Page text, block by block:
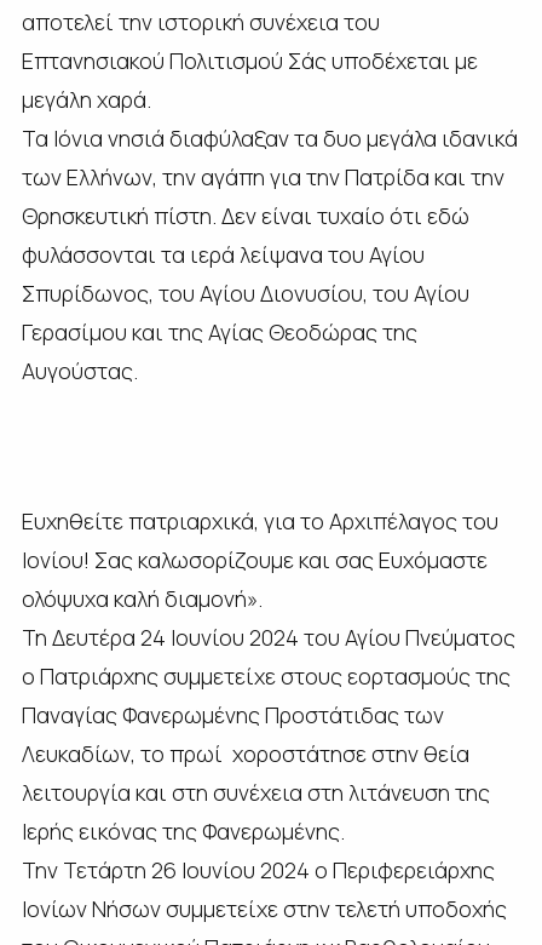
αποτελεί την ιστορική συνέχεια του
Επτανησιακού Πολιτισμού Σάς υποδέχεται με
μεγάλη χαρά.
Τα Ιόνια νησιά διαφύλαξαν τα δυο μεγάλα ιδανικά
των Ελλήνων, την αγάπη για την Πατρίδα και την
Θρησκευτική πίστη. Δεν είναι τυχαίο ότι εδώ
φυλάσσονται τα ιερά λείψανα του Αγίου
Σπυρίδωνος, του Αγίου Διονυσίου, του Αγίου
Γερασίμου και της Αγίας Θεοδώρας της
Αυγούστας.
Ευχηθείτε πατριαρχικά, για το Αρχιπέλαγος του
Ιονίου! Σας καλωσορίζουμε και σας Ευχόμαστε
ολόψυχα καλή διαμονή».
Τη Δευτέρα 24 Ιουνίου 2024 του Αγίου Πνεύματος
ο Πατριάρχης συμμετείχε στους εορτασμούς της
Παναγίας Φανερωμένης Προστάτιδας των
Λευκαδίων, το πρωί χοροστάτησε στην θεία
λειτουργία και στη συνέχεια στη λιτάνευση της
Ιερής εικόνας της Φανερωμένης.
Την Τετάρτη 26 Ιουνίου 2024 ο Περιφερειάρχης
Ιονίων Νήσων συμμετείχε στην τελετή υποδοχής